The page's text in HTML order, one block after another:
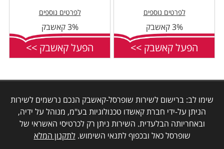
לפרטים נוספים
3% קאשבק
הפעל קאשבק >>
לפרטים נוספים
3% קאשבק
הפעל קאשבק >>
שימו לב: ברישום לשירות שופרסל-קאשבק הנכם נרשמים לשירות
הניתן על-ידי חברת קאשדו טכנולוגיות בע"מ, מנוהל על ידיה,
ובאחריותה הבלעדית. השירות ניתן רק לכרטיסי האשראי של
שופרסל כאל ובכפוף לתנאי השימוש.לתקנון המלא